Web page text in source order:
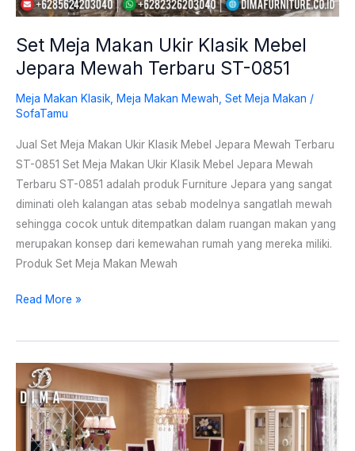
Set Meja Makan Ukir Klasik Mebel
Jepara Mewah Terbaru ST-0851
Meja Makan Klasik, Meja Makan Mewah, Set Meja Makan /
SofaTamu
Jual Set Meja Makan Ukir Klasik Mebel Jepara Mewah Terbaru
ST-0851 Set Meja Makan Ukir Klasik Mebel Jepara Mewah
Terbaru ST-0851 adalah produk Furniture Jepara yang sangat
diminati oleh kalangan atas sebab modelnya sangatlah mewah
sehingga cocok untuk ditempatkan dalam ruangan makan yang
merupakan konsep dari kemewahan rumah yang mereka miliki.
Produk Set Meja Makan Mewah
0851
Read More »
Set
Meja
Kursi
Makan